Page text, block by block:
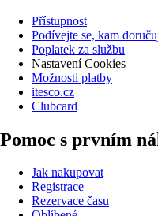
Přístupnost
Podívejte se, kam
Poplatek za službu
Nastavení Cookies
Možnosti platby
itesco.cz
Clubcard
Pomoc s prvním
Jak nakupovat
Registrace
Rezervace času